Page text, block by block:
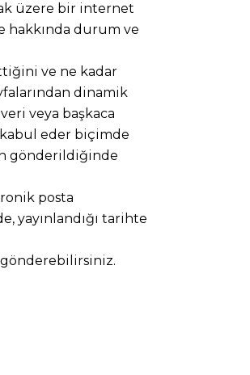
üzere bir internet
hakkında durum ve
ve ne kadar
dinamik
veya başkaca
kabul eder biçimde
gönderildiğinde
posta
yayınlandığı tarihte